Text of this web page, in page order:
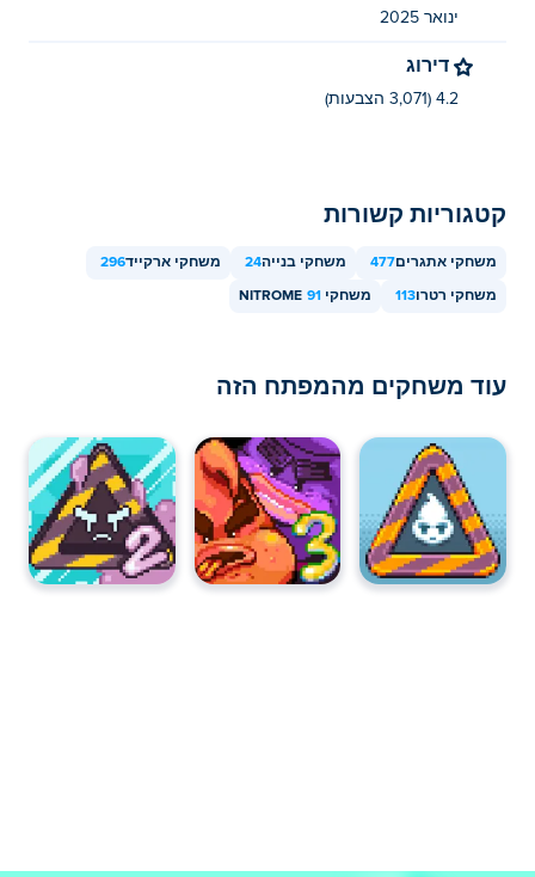
ינואר 2025
דירוג
4.2 (3,071 הצבעות)
קטגוריות קשורות
משחקי אתגרים477 משחקי בנייה24 משחקי ארקייד296
משחקי רטרו113 משחקי NITROME 91
עוד משחקים מהמפתח הזה